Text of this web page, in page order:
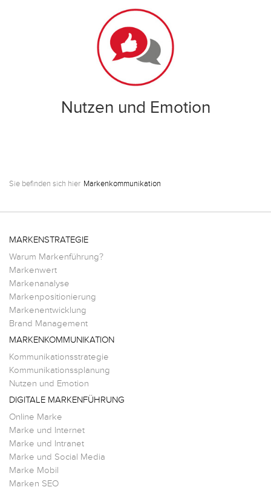
Nutzen und Emotion
Sie befinden sich hier Markenkommunikation
MARKENSTRATEGIE
Warum Markenführung?
Markenwert
Markenanalyse
Markenpositionierung
Markenentwicklung
Brand Management
MARKENKOMMUNIKATION
Kommunikationsstrategie
Kommunikationssplanung
Nutzen und Emotion
DIGITALE MARKENFÜHRUNG
Online Marke
Marke und Internet
Marke und Intranet
Marke und Social Media
Marke Mobil
Marken SEO